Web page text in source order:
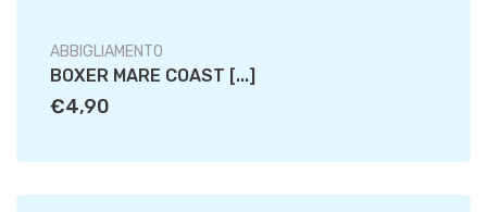
ABBIGLIAMENTO
BOXER MARE COAST [...]
€4,90